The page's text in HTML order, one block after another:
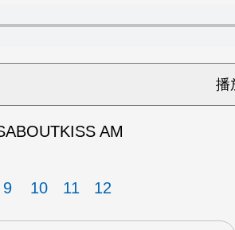
AM
9 10 11 12